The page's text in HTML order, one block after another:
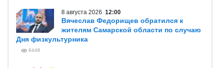
8 августа 2026 12:00
Вячеслав Федорищев обратился к
жителям Самарской области по случаю
Дня физкультурника
8448